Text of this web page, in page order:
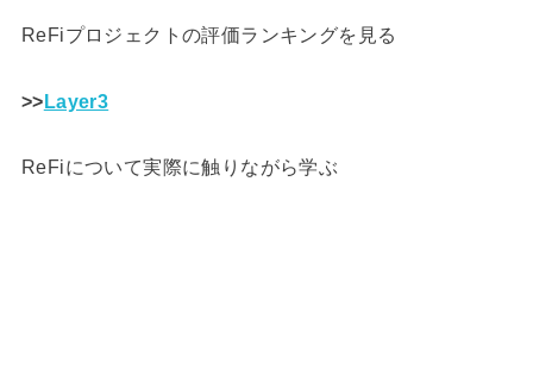
ReFiプロジェクトの評価ランキングを見る
>>Layer3
ReFiについて実際に触りながら学ぶ